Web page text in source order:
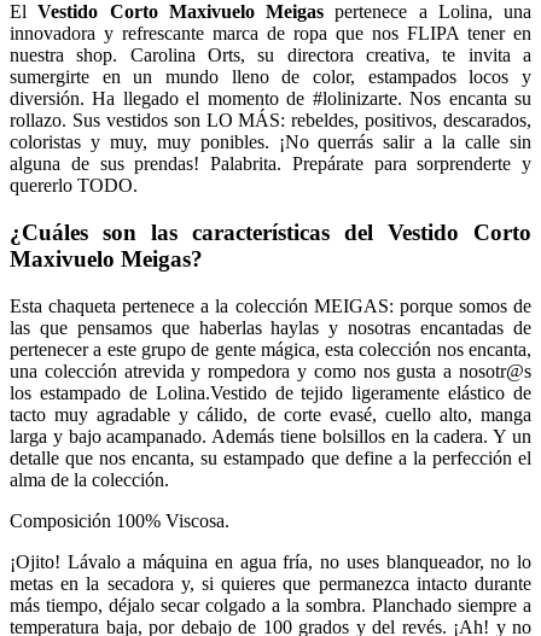
ElVestido Corto Maxivuelo Meigas pertenece a Lolina, una
innovadora y refrescante marca de ropa que nos FLIPA tener en
nuestra shop. Carolina Orts, su directora creativa, te invita a
sumergirte en un mundo lleno de color, estampados locos y
diversión. Ha llegado el momento de #lolinizarte. Nos encanta su
rollazo. Sus vestidos son LO MÁS: rebeldes, positivos, descarados,
coloristas y muy, muy ponibles. ¡No querrás salir a la calle sin
alguna de sus prendas! Palabrita. Prepárate para sorprenderte y
quererlo TODO.
¿Cuáles son las características del Vestido Corto
Maxivuelo Meigas?
Esta chaqueta pertenece a la colección MEIGAS: porque somos de
las que pensamos que haberlas haylas y nosotras encantadas de
pertenecer a este grupo de gente mágica, esta colección nos encanta,
una colección atrevida y rompedora y como nos gusta a nosotr@s
los estampado de Lolina.Vestido de tejido ligeramente elástico de
tacto muy agradable y cálido, de corte evasé, cuello alto, manga
larga y bajo acampanado. Además tiene bolsillos en la cadera. Y un
detalle que nos encanta, su estampado que define a la perfección el
alma de la colección.
Composición 100% Viscosa.
¡Ojito! Lávalo a máquina en agua fría, no uses blanqueador, no lo
metas en la secadora y, si quieres que permanezca intacto durante
más tiempo, déjalo secar colgado a la sombra. Planchado siempre a
temperatura baja, por debajo de 100 grados y del revés. ¡Ah! y no